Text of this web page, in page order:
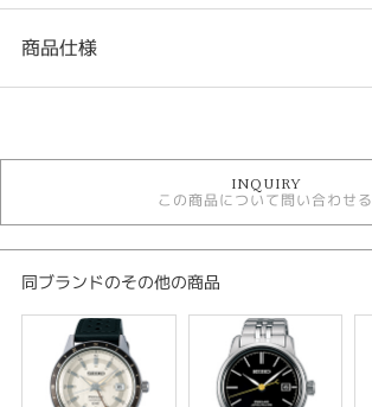
商品仕様
時計
自動巻き
10気圧防水
メンズウォッチ
金属ベルト
メンズ 腕時計
プレザージュ
性別
INQUIRY
この商品について問い合わせる
同ブランドのその他の商品